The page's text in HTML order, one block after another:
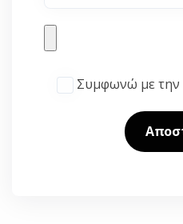
Συμφωνώ με την